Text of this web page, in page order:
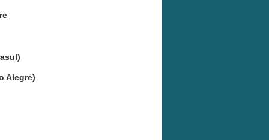
Alegre)